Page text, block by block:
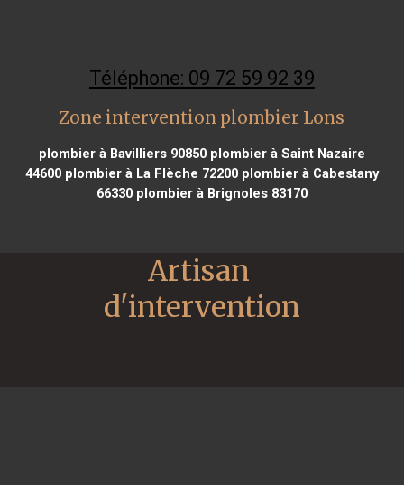
Téléphone: 09 72 59 92 39
Zone intervention plombier Lons
plombier à Bavilliers 90850plombier à Saint Nazaire
44600plombier à La Flèche 72200plombier à Cabestany
66330plombier à Brignoles 83170
Artisan
d'intervention